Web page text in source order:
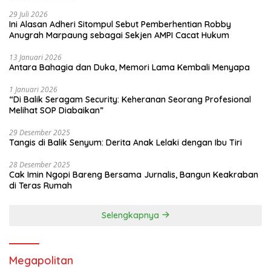
29 Juli 2026
Ini Alasan Adheri Sitompul Sebut Pemberhentian Robby
Anugrah Marpaung sebagai Sekjen AMPI Cacat Hukum
13 Januari 2026
Antara Bahagia dan Duka, Memori Lama Kembali Menyapa
1 Januari 2026
“Di Balik Seragam Security: Keheranan Seorang Profesional
Melihat SOP Diabaikan”
29 Desember 2025
Tangis di Balik Senyum: Derita Anak Lelaki dengan Ibu Tiri
28 Desember 2025
Cak Imin Ngopi Bareng Bersama Jurnalis, Bangun Keakraban
di Teras Rumah
Selengkapnya
Megapolitan